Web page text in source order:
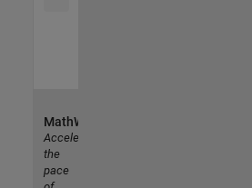
MathWorks
Accelerating
the
pace